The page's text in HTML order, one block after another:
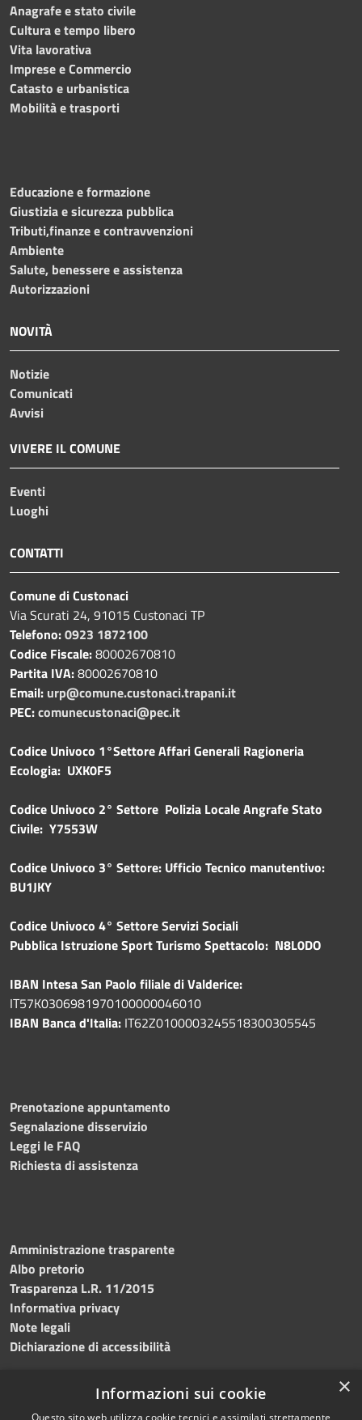
Anagrafe e stato civile
Cultura e tempo libero
Vita lavorativa
Imprese e Commercio
Catasto e urbanistica
Mobilità e trasporti
Educazione e formazione
Giustizia e sicurezza pubblica
Tributi,finanze e contravvenzioni
Ambiente
Salute, benessere e assistenza
Autorizzazioni
NOVITÀ
Notizie
Comunicati
Avvisi
VIVERE IL COMUNE
Eventi
Luoghi
CONTATTI
Comune di Custonaci
Via Scurati 24, 91015 Custonaci TP
Telefono:0923 1872100
Codice Fiscale:80002670810
Partita IVA:80002670810
Email: urp@comune.custonaci.trapani.it
PEC:comunecustonaci@pec.it
Codice Univoco 1°Settore Affari Generali Ragioneria
Ecologia: UXK0F5
Codice Univoco 2° Settore Polizia Locale Angrafe Stato
Civile: Y7553W
Codice Univoco 3° Settore: Ufficio Tecnico manutentivo:
BU1JKY
Codice Univoco 4° Settore Servizi Sociali
Pubblica Istruzione Sport Turismo Spettacolo: N8L0DO
IBAN Intesa San Paolo filiale di Valderice:
IT57K0306981970100000046010
IBAN Banca d'Italia: IT62Z0100003245518300305545
Prenotazione appuntamento
Segnalazione disservizio
Leggi le FAQ
Richiesta di assistenza
Amministrazione trasparente
Albo pretorio
Trasparenza L.R. 11/2015
Informativa privacy
Note legali
Dichiarazione di accessibilità
×
Informazioni sui cookie
Questo sito web utilizza cookie tecnici e assimilati strettamente